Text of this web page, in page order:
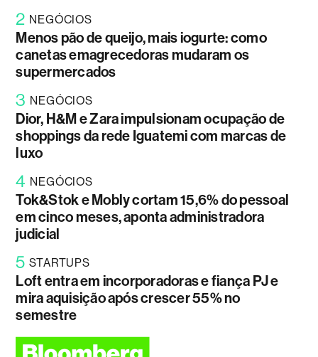
2 NEGÓCIOS
Menos pão de queijo, mais iogurte: como
canetas emagrecedoras mudaram os
supermercados
3 NEGÓCIOS
Dior, H&M e Zara impulsionam ocupação de
shoppings da rede Iguatemi com marcas de
luxo
4 NEGÓCIOS
Tok&Stok e Mobly cortam 15,6% do pessoal
em cinco meses, aponta administradora
judicial
5 STARTUPS
Loft entra em incorporadoras e fiança PJ e
mira aquisição após crescer 55% no
semestre